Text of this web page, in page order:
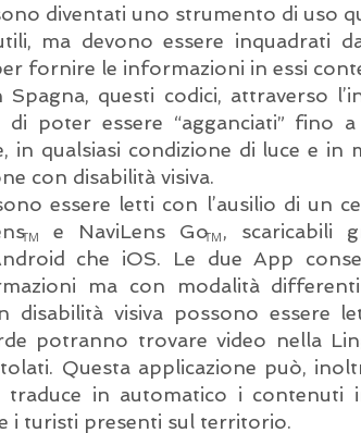
diventati uno strumento di uso
ma devono essere inquadrati
fornire le informazioni in essi
Spagna, questi codici, attraverso
di poter essere “agganciati” fino
in qualsiasi condizione di luce e in
con disabilità visiva.
essere letti con l’ausilio di un
e NaviLens Go , scaricabili
che iOS. Le due App
ma con modalità
disabilità visiva possono essere
potranno trovare video nella
Questa applicazione può,
traduce in automatico i contenuti
i turisti presenti sul territorio.
TM TM